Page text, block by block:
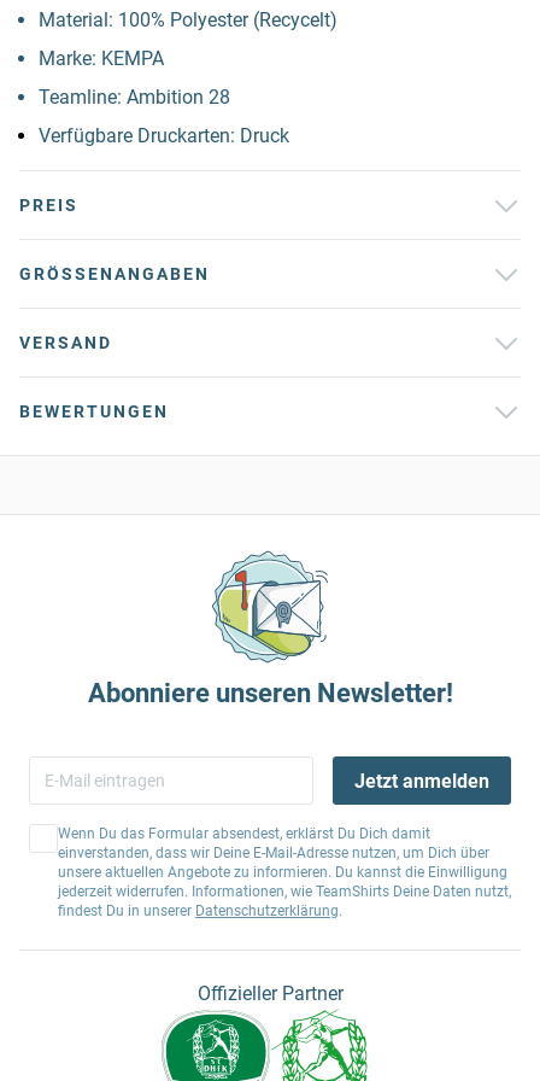
Material: 100% Polyester (Recycelt)
Marke: KEMPA
Teamline: Ambition 28
Verfügbare Druckarten: Druck
PREIS
GRÖSSENANGABEN
VERSAND
BEWERTUNGEN
Abonniere unseren Newsletter!
Jetzt anmelden
Wenn Du das Formular absendest, erklärst Du Dich damit
einverstanden, dass wir Deine E-Mail-Adresse nutzen, um Dich über
unsere aktuellen Angebote zu informieren. Du kannst die Einwilligung
jederzeit widerrufen. Informationen, wie TeamShirts Deine Daten nutzt,
findest Du in unserer Datenschutzerklärung.
Offizieller Partner